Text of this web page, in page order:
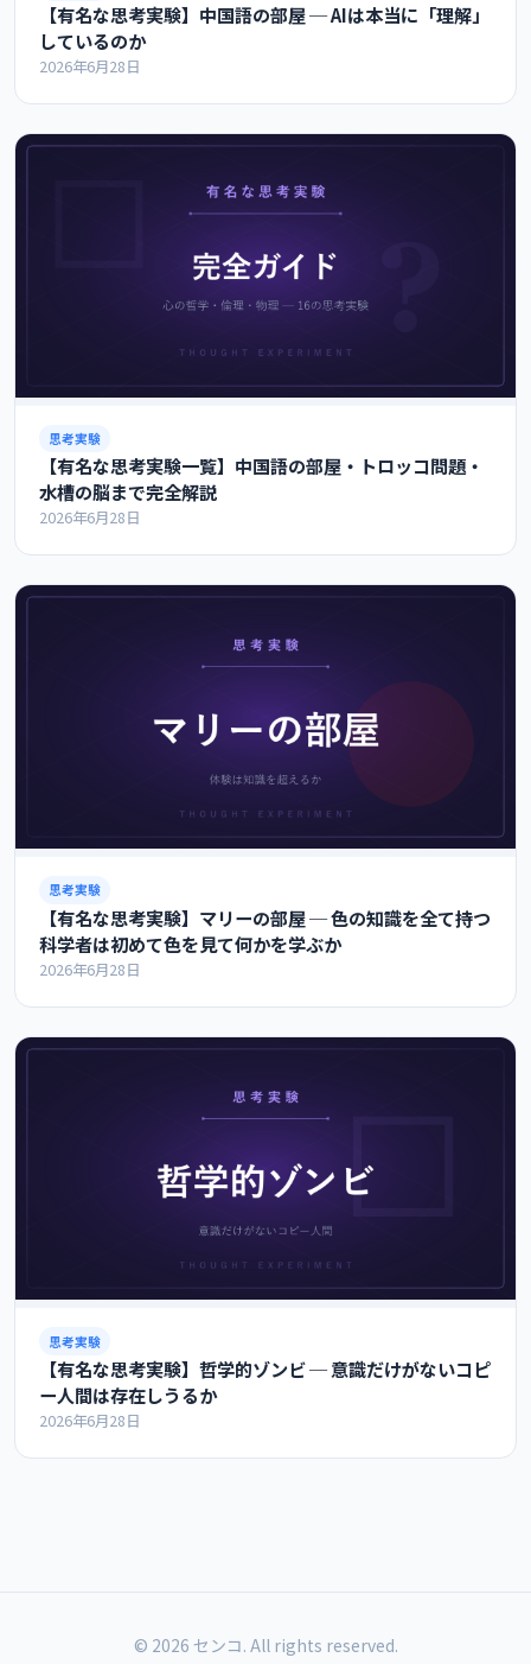
【有名な思考実験】中国語の部屋 ─ AIは本当に「理解」
しているのか
2026年6月28日
思考実験
【有名な思考実験一覧】中国語の部屋・トロッコ問題・
水槽の脳まで完全解説
2026年6月28日
思考実験
【有名な思考実験】マリーの部屋 ─ 色の知識を全て持つ
科学者は初めて色を見て何かを学ぶか
2026年6月28日
思考実験
【有名な思考実験】哲学的ゾンビ ─ 意識だけがないコピ
ー人間は存在しうるか
2026年6月28日
© 2026 センコ. All rights reserved.